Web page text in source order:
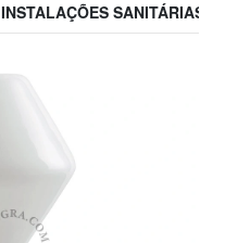
INSTALAÇÕES SANITÁRIAS